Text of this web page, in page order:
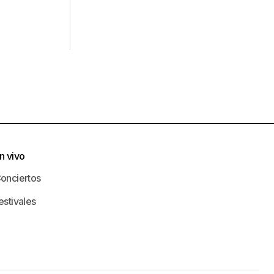
vivo